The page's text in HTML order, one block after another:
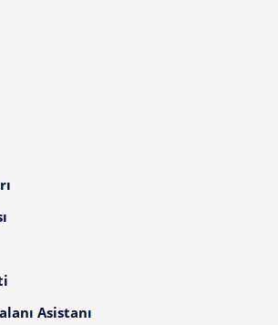
Asistanı